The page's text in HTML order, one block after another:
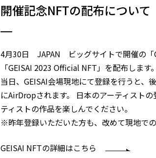
開催記念NFTの配布について
4月30日 JAPAN ビッグサイトで開催の「
「GEISAI 2023 Official NFT」を配布します。
当日、GEISAI会場現地にて登録を行うと、
にAirDropされます。 日本のアーティスト
ティストの作品を楽しんでください。
※昨年登録いただいた方も、改めて現地での
GEISAI NFTの詳細はこちら